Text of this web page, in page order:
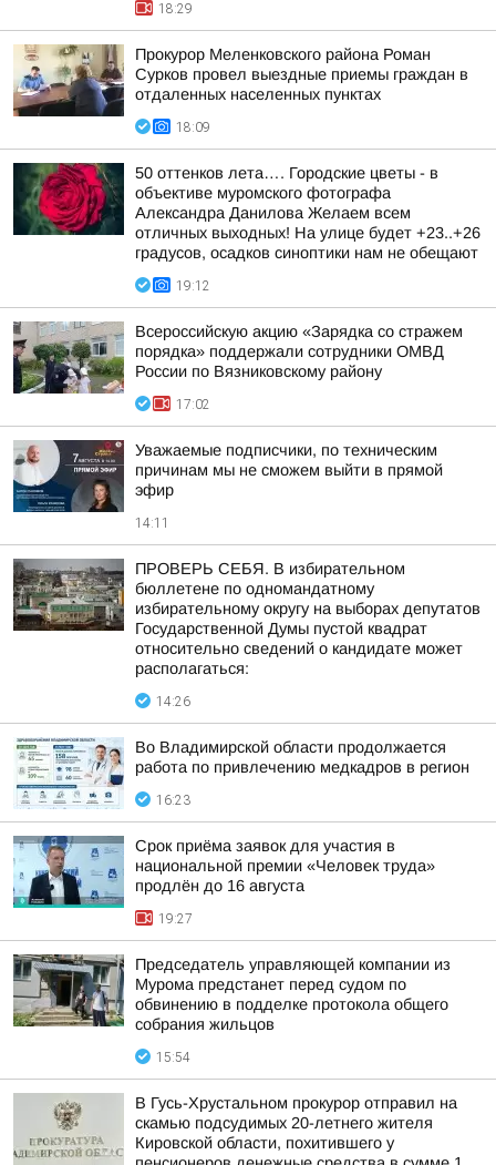
18:29
Прокурор Меленковского района Роман
Сурков провел выездные приемы граждан в
отдаленных населенных пунктах
18:09
50 оттенков лета…. Городские цветы - в
объективе муромского фотографа
Александра Данилова Желаем всем
отличных выходных! На улице будет +23..+26
градусов, осадков синоптики нам не обещают
19:12
Всероссийскую акцию «Зарядка со стражем
порядка» поддержали сотрудники ОМВД
России по Вязниковскому району
17:02
Уважаемые подписчики, по техническим
причинам мы не сможем выйти в прямой
эфир
14:11
ПРОВЕРЬ СЕБЯ. В избирательном
бюллетене по одномандатному
избирательному округу на выборах депутатов
Государственной Думы пустой квадрат
относительно сведений о кандидате может
располагаться:
14:26
Во Владимирской области продолжается
работа по привлечению медкадров в регион
16:23
Срок приёма заявок для участия в
национальной премии «Человек труда»
продлён до 16 августа
19:27
Председатель управляющей компании из
Мурома предстанет перед судом по
обвинению в подделке протокола общего
собрания жильцов
15:54
В Гусь-Хрустальном прокурор отправил на
скамью подсудимых 20-летнего жителя
Кировской области, похитившего у